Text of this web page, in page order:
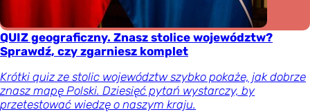
QUIZ geograficzny. Znasz stolice województw?
Sprawdź, czy zgarniesz komplet
Krótki quiz ze stolic województw szybko pokaże, jak dobrze
znasz mapę Polski. Dziesięć pytań wystarczy, by
przetestować wiedzę o naszym kraju.